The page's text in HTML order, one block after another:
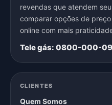
revendas que atendem
comparar opções de
online com mais
Tele gás: 0800-000-
CLIENTES
Quem Somos